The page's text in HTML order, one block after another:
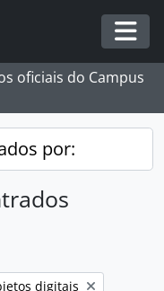
oficiais do Campus
por:
filtro:digitais